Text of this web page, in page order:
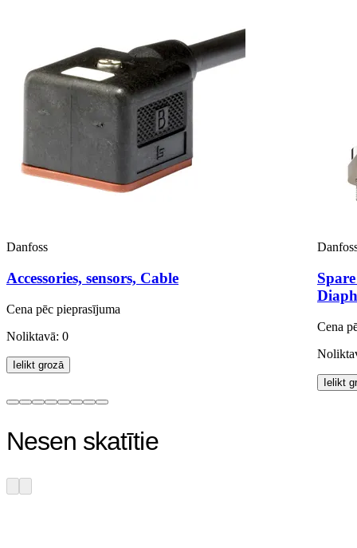
Danfoss
Accessories, sensors, Cable
Cena pēc pieprasījuma
Noliktavā: 0
Ielikt grozā
Cena
Ielikt
Nesen skatītie